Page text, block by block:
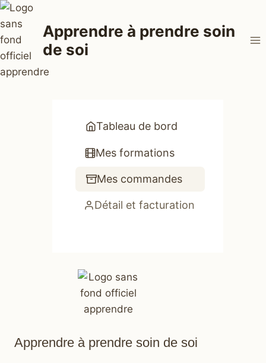
Aller
au
contenu
Apprendre à prendre soin
de soi
Tableau de bord
Mes formations
Mes commandes
Détail et facturation
Apprendre à prendre soin de soi